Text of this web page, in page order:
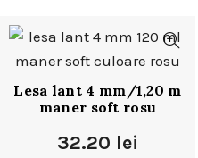
Lesa lant 4 mm/1,20 m
maner soft rosu
32.20 lei